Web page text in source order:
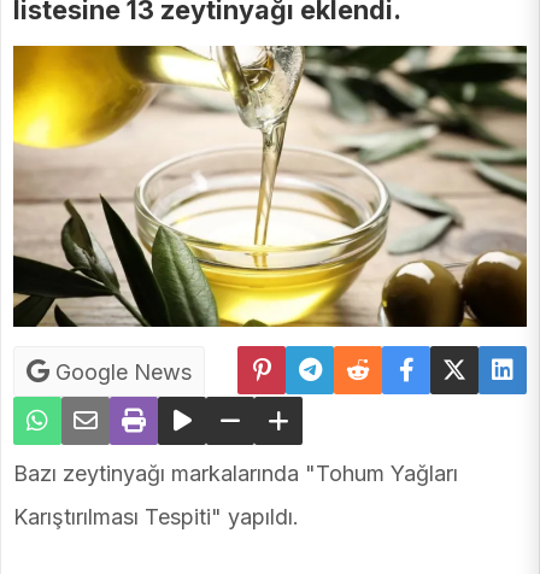
listesine 13 zeytinyağı eklendi.
Google News
Bazı zeytinyağı markalarında "Tohum Yağları
Karıştırılması Tespiti" yapıldı.